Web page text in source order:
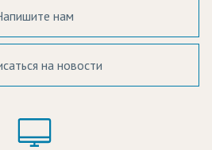
нам
на новости